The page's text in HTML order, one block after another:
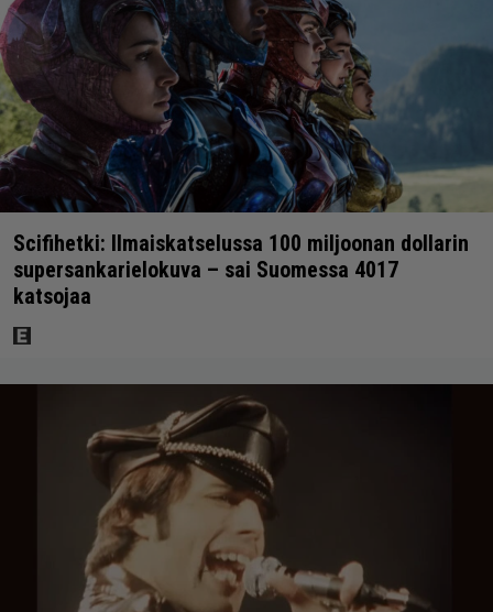
Scifihetki: Ilmaiskatselussa 100 miljoonan dollarin
supersankarielokuva – sai Suomessa 4017
katsojaa